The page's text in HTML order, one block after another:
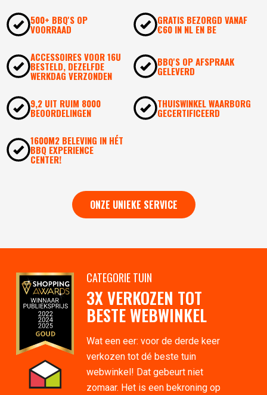
500+ BBQ'S OP
VOORRAAD
GRATIS BEZORGD VANAF
€60 IN NL EN BE
ACCESSOIRES VOOR 16U
BESTELD, DEZELFDE
WERKDAG VERZONDEN
BBQ'S OP AFSPRAAK
GELEVERD
9,2 UIT RUIM 8000
BEOORDELINGEN
THUISWINKEL WAARBORG
GECERTIFICEERD
1600M2 BELEVING IN HÉT
BBQ EXPERIENCE
CENTER!
ONZE UNIEKE SERVICE
CATEGORIE TUIN
3X VERKOZEN TOT
BESTE WEBWINKEL
Wat een eer: voor de derde keer
verkozen tot dé beste tuin
webwinkel! Dat gebeurt niet
zomaar. Het is een bekroning op